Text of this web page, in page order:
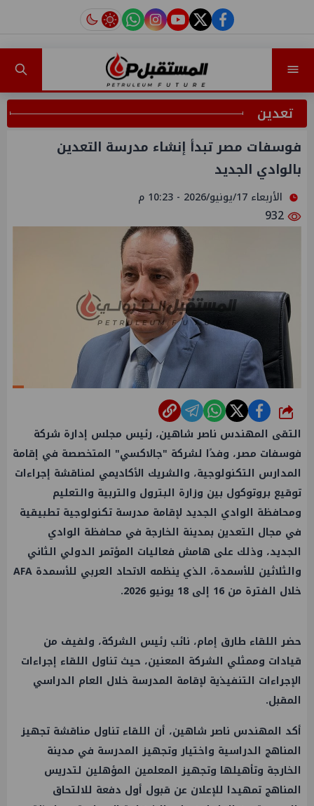
facebook
twitter
youtube
instagram
tiktok
تعدين
فوسفات مصر تبدأ إنشاء مدرسة التعدين
بالوادي الجديد
الأربعاء 17/يونيو/2026 - 10:23 م
شارك
التقى المهندس ناصر شاهين، رئيس مجلس إدارة شركة
فوسفات مصر، وفدًا لشركة "جالاكسي" المتخصصة في إقامة
المدارس التكنولوجية، والشريك الأكاديمي لمناقشة إجراءات
توقيع بروتوكول بين وزارة البترول والتربية والتعليم
ومحافظة الوادي الجديد لإقامة مدرسة تكنولوجية تطبيقية
في مجال التعدين بمدينة الخارجة في محافظة الوادي
الجديد، وذلك على هامش فعاليات المؤتمر الدولي الثاني
والثلاثين للأسمدة، الذي ينظمه الاتحاد العربي للأسمدة AFA
خلال الفترة من 16 إلى 18 يونيو 2026.
حضر اللقاء طارق إمام، نائب رئيس الشركة، ولفيف من
قيادات وممثلي الشركة المعنين، حيث تناول اللقاء إجراءات
الإجراءات التنفيذية لإقامة المدرسة خلال العام الدراسي
المقبل.
أكد المهندس ناصر شاهين، أن اللقاء تناول مناقشة تجهيز
المناهج الدراسية واختيار وتجهيز المدرسة في مدينة
الخارجة وتأهيلها وتجهيز المعلمين المؤهلين لتدريس
المناهج تمهيدا للإعلان عن قبول أول دفعة للالتحاق